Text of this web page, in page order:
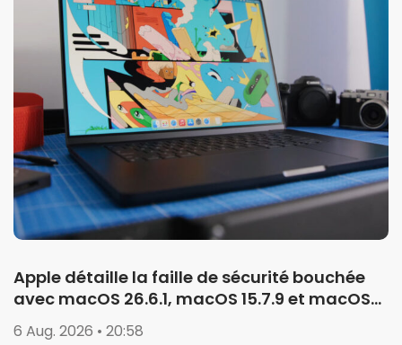
Apple détaille la faille de sécurité bouchée
avec macOS 26.6.1, macOS 15.7.9 et macOS
14.8.9
6 Aug. 2026 • 20:58